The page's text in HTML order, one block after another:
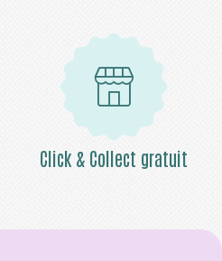
Click & Collect gratuit